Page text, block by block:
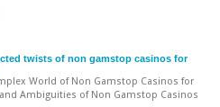
twists of non gamstop casinos for
World of Non Gamstop Casinos for
and Ambiguities of Non Gamstop Casinos